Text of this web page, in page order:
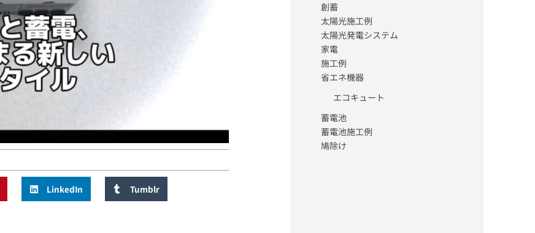
LinkedIn Tumblr
創蓄
太陽光施工例
太陽光発電システム
家電
施工例
省エネ機器
エコキュート
蓄電池
蓄電池施工例
鳩除け